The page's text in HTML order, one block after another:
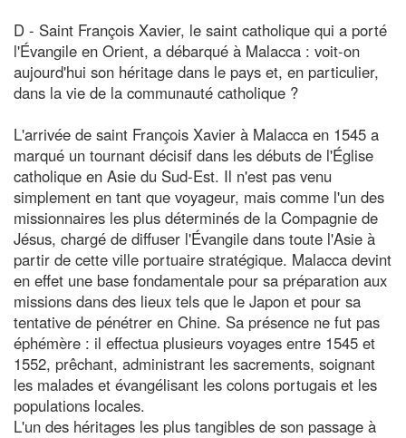
D - Saint François Xavier, le saint catholique qui a porté
l'Évangile en Orient, a débarqué à Malacca : voit-on
aujourd'hui son héritage dans le pays et, en particulier,
dans la vie de la communauté catholique ?
L'arrivée de saint François Xavier à Malacca en 1545 a
marqué un tournant décisif dans les débuts de l'Église
catholique en Asie du Sud-Est. Il n'est pas venu
simplement en tant que voyageur, mais comme l'un des
missionnaires les plus déterminés de la Compagnie de
Jésus, chargé de diffuser l'Évangile dans toute l'Asie à
partir de cette ville portuaire stratégique. Malacca devint
en effet une base fondamentale pour sa préparation aux
missions dans des lieux tels que le Japon et pour sa
tentative de pénétrer en Chine. Sa présence ne fut pas
éphémère : il effectua plusieurs voyages entre 1545 et
1552, prêchant, administrant les sacrements, soignant
les malades et évangélisant les colons portugais et les
populations locales.
L'un des héritages les plus tangibles de son passage à